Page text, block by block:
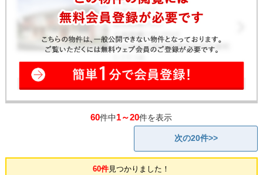
60件中1～20件を表示
次の20件>>
60件見つかりました！